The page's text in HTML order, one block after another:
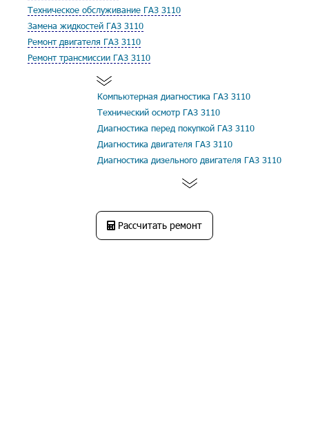
Техническое обслуживание ГАЗ 3110
Замена жидкостей ГАЗ 3110
Ремонт двигателя ГАЗ 3110
Ремонт трансмиссии ГАЗ 3110
Компьютерная диагностика ГАЗ 3110
Технический осмотр ГАЗ 3110
Диагностика перед покупкой ГАЗ 3110
Диагностика двигателя ГАЗ 3110
Диагностика дизельного двигателя ГАЗ 3110
Рассчитать ремонт